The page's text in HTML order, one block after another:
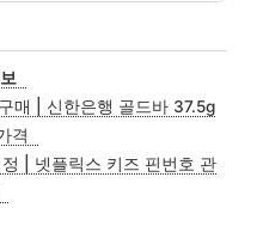
매 | 신한은행 골드바 37.5g
격
| 넷플릭스 키즈 핀번호 관